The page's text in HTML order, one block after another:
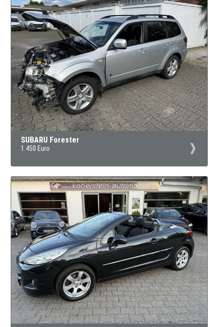
SUBARU Forester
1.450 Euro